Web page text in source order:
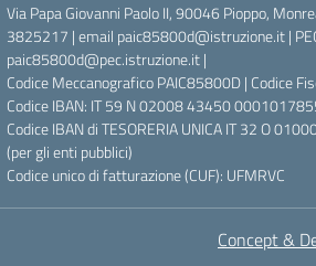
Via Papa Giovanni Paolo II, 90046 Pioppo,
3825217 | email paic85800d@istruzione.it |
paic85800d@pec.istruzione.it |
Codice Meccanografico PAIC85800D | Codice
Codice IBAN: IT 59 N 02008 43450
Codice IBAN di TESORERIA UNICA IT 32 O
(per gli enti pubblici)
Codice unico di fatturazione (CUF): UFMRVC
Concept &